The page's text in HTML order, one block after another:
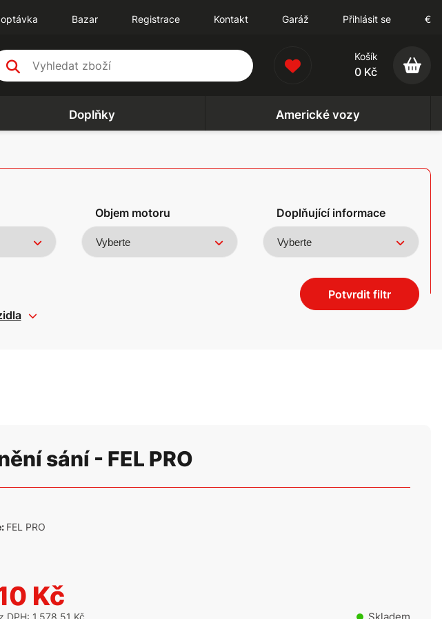
Bazar Registrace Kontakt Garáž Přihlásit se €
Košík
0 Kč
Doplňky Americké vozy
Objem motoru Doplňující informace
Potvrdit filtr
sání - FEL PRO
FEL PRO
Kč
DPH: 1.578,51 Kč